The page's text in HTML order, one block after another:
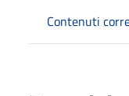
Contenuti